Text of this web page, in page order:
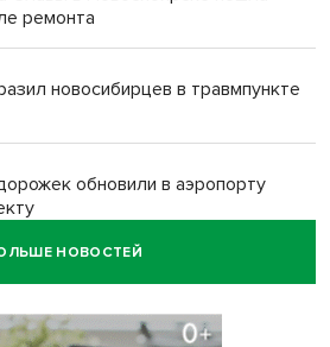
ремонта
новосибирцев в травмпункте
обновили в аэропорту
НОВОСТЕЙ